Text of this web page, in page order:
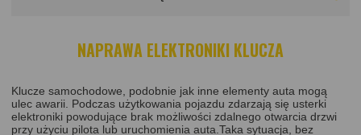
NAPRAWA ELEKTRONIKI KLUCZA
Klucze samochodowe, podobnie jak inne elementy auta mogą
ulec awarii. Podczas użytkowania pojazdu zdarzają się usterki
elektroniki powodujące brak możliwości zdalnego otwarcia drzwi
przy użyciu pilota lub uruchomienia auta.Taka sytuacja, bez